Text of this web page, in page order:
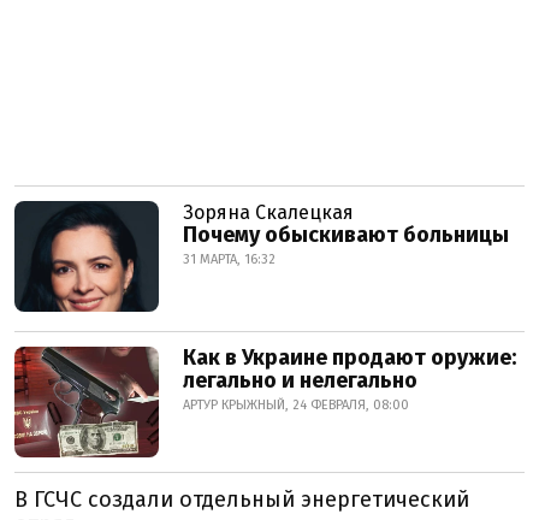
Зоряна Скалецкая
Почему обыскивают больницы
31 МАРТА, 16:32
Как в Украине продают оружие:
легально и нелегально
АРТУР КРЫЖНЫЙ, 24 ФЕВРАЛЯ, 08:00
В ГСЧС создали отдельный энергетический